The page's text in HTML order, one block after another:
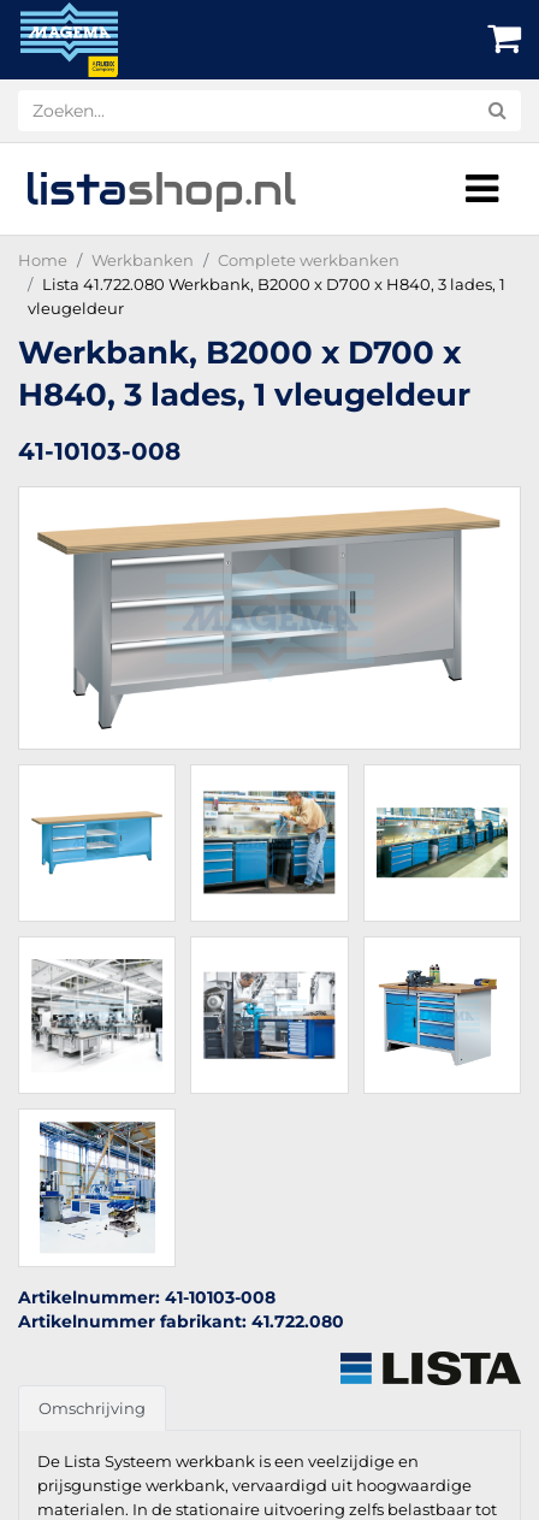
listashop.nl
Home Werkbanken
Complete werkbanken
Lista 41.722.080 Werkbank, B2000 x D700 x H840, 3 lades, 1
vleugeldeur
Werkbank, B2000 x D700 x
H840, 3 lades, 1 vleugeldeur
41-10103-008
Artikelnummer: 41-10103-008
Artikelnummer fabrikant: 41.722.080
Omschrijving
De Lista Systeem werkbank is een veelzijdige en
prijsgunstige werkbank, vervaardigd uit hoogwaardige
materialen. In de stationaire uitvoering zelfs belastbaar tot